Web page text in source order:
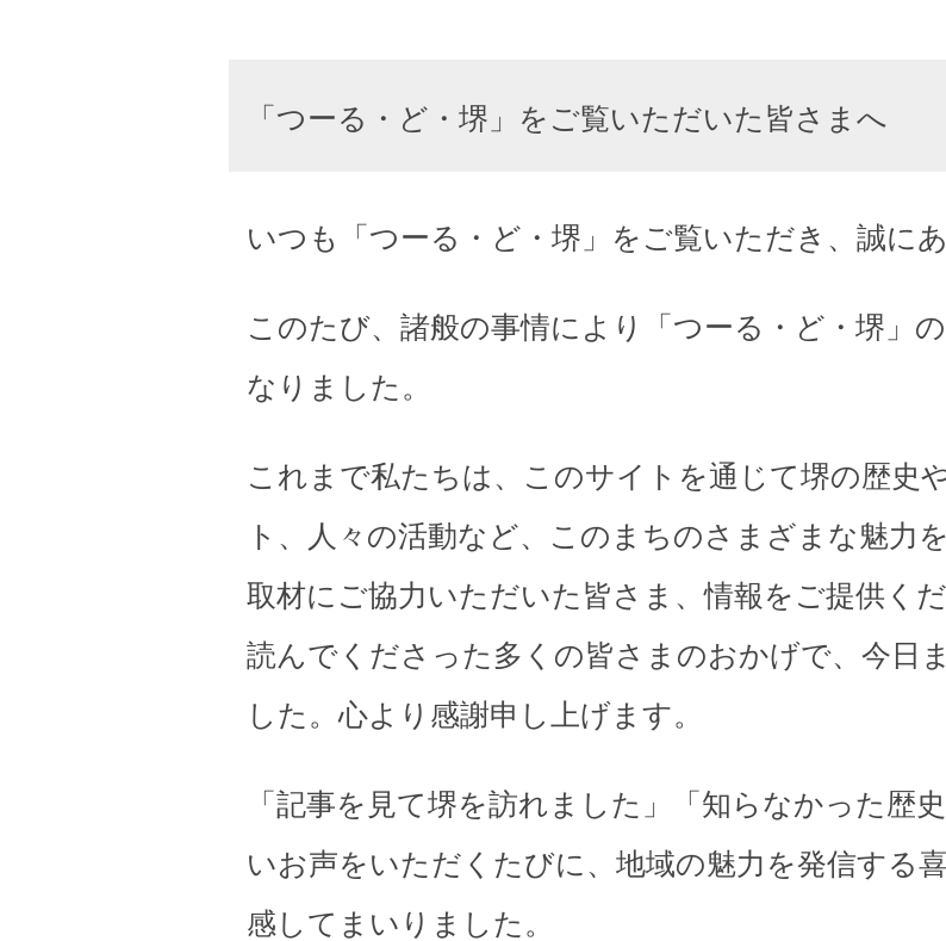
「つーる・ど・堺」をご覧いただいた皆さまへ
いつも「つーる・ど・堺」をご覧いただき、誠に
このたび、諸般の事情により「つーる・ど・堺」
なりました。
これまで私たちは、このサイトを通じて堺の歴史
ト、人々の活動など、このまちのさまざまな魅力
取材にご協力いただいた皆さま、情報をご提供く
読んでくださった多くの皆さまのおかげで、今日
した。心より感謝申し上げます。
「記事を見て堺を訪れました」「知らなかった歴
いお声をいただくたびに、地域の魅力を発信する
感してまいりました。